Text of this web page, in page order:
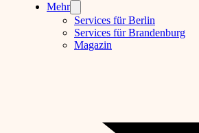
Mehr
Services für Berlin
Services für Brandenburg
Magazin